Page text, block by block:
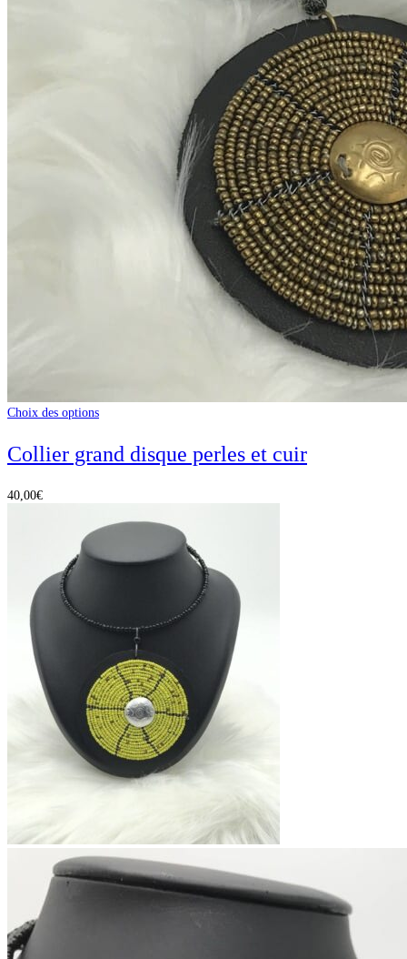
Choix des options
Collier grand disque perles et cuir
40,00€